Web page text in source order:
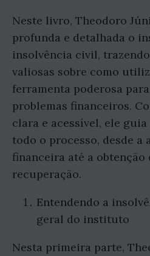
Neste livro, Theodoro
profunda e detalhada o
insolvência civil,
valiosas sobre como
ferramenta poderosa
problemas financeiros.
clara e acessível, ele
todo o processo, desde a
financeira até a obtenção
recuperação.
Entendendo a
geral do instituto
Nesta primeira parte,